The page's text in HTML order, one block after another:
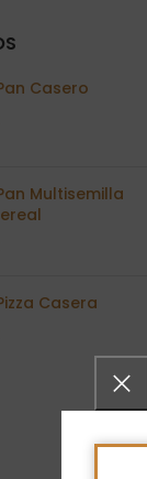
Casero
Multisemilla
Casera